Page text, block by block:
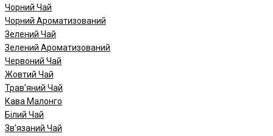
Чорний Чай
Чорний Ароматизований
Зелений Чай
Зелений Ароматизований
Червоний Чай
Жовтий Чай
Трав’яний Чай
Кава Малонго
Білий Чай
Зв’язаний Чай